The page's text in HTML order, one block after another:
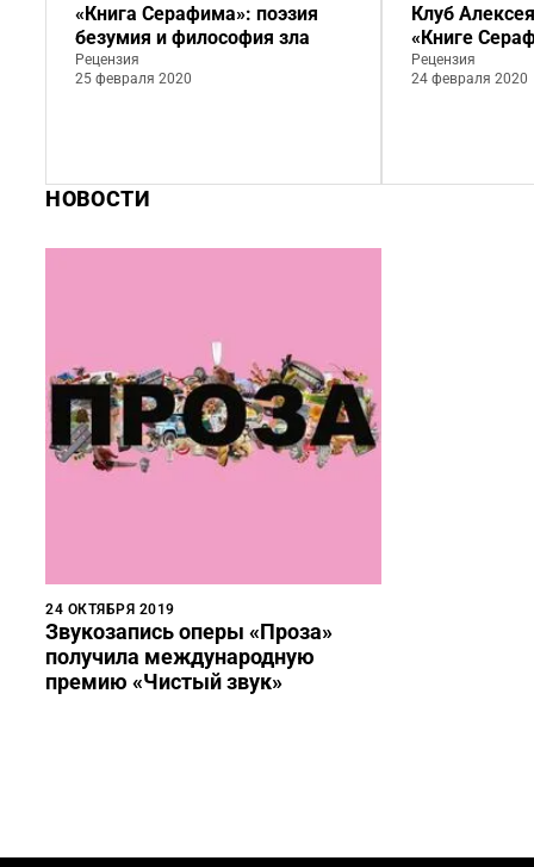
«Книга Серафима»: поэзия
безумия и философия зла
Рецензия
25 февраля 2020
Клуб
«Книге
Рецензия
24 февраля 2020
НОВОСТИ
24 ОКТЯБРЯ 2019
Звукозапись оперы «Проза»
получила международную
премию «Чистый звук»